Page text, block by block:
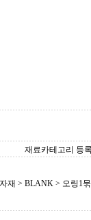
재료카테고리 등
재 > BLANK > 오링1